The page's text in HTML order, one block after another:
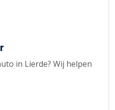
in Lierde? Wij helpen